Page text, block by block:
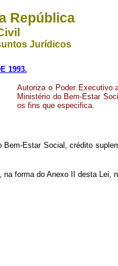
República
Jurídicos
1993.
Autoriza o Poder Executivo
Ministério do Bem-Estar
os fins que especifica.
Estar Social, crédito
forma do Anexo II desta Lei,